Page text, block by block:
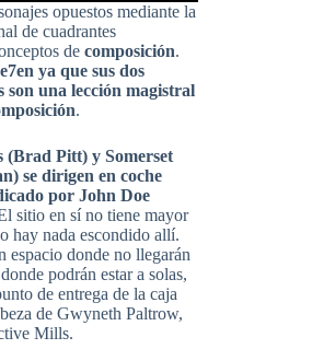
opuestos mediante la
de cuadrantes
de composición.
ya que sus dos
son una lección magistral
.
(Brad Pitt) y Somerset
se dirigen en coche
por John Doe
sitio en sí no tiene mayor
hay nada escondido allí.
espacio donde no llegarán
podrán estar a solas,
de entrega de la caja
de Gwyneth Paltrow,
Mills.